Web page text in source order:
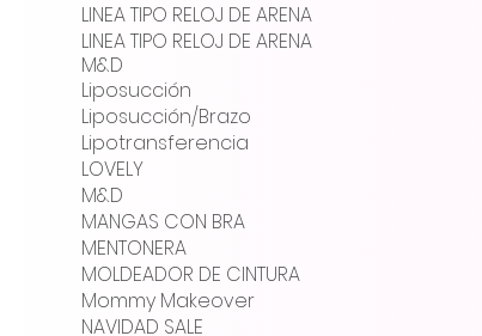
LINEA TIPO RELOJ DE ARENA
LINEA TIPO RELOJ DE ARENA
M&D
Liposucción
Liposucción/Brazo
Lipotransferencia
LOVELY
M&D
MANGAS CON BRA
MENTONERA
MOLDEADOR DE CINTURA
Mommy Makeover
NAVIDAD SALE